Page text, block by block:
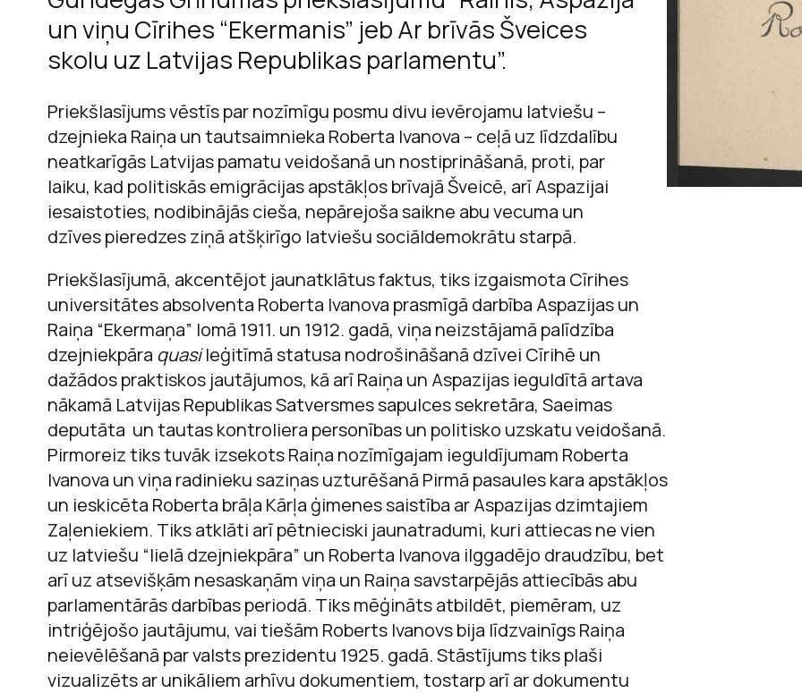
Raiņa un
Jaņa Rozentāla
Andreja Upīša
Ojāra Vācieša
Andrejs Upīts
Sarunas
Mācību materiāli
un viņu Cīrihes “Ekermanis” jeb Ar brīvās Šveices
skolu uz Latvijas Republikas parlamentu”.
Priekšlasījums vēstīs par nozīmīgu posmu divu ievērojamu latviešu –
dzejnieka Raiņa un tautsaimnieka Roberta Ivanova – ceļā uz līdzdalību
neatkarīgās Latvijas pamatu veidošanā un nostiprināšanā, proti, par
laiku, kad politiskās emigrācijas apstākļos brīvajā Šveicē, arī Aspazijai
iesaistoties, nodibinājās cieša, nepārejoša saikne abu vecuma un
dzīves pieredzes ziņā atšķirīgo latviešu sociāldemokrātu starpā.
Priekšlasījumā, akcentējot jaunatklātus faktus, tiks izgaismota Cīrihes
universitātes absolventa Roberta Ivanova prasmīgā darbība Aspazijas un
Raiņa “Ekermaņa” lomā 1911. un 1912. gadā, viņa neizstājamā palīdzība
dzejniekpāra quasileģitīmā statusa nodrošināšanā dzīvei Cīrihē un
dažādos praktiskos jautājumos, kā arī Raiņa un Aspazijas ieguldītā artava
nākamā Latvijas Republikas Satversmes sapulces sekretāra, Saeimas
deputāta un tautas kontroliera personības un politisko uzskatu veidošanā.
Pirmoreiz tiks tuvāk izsekots Raiņa nozīmīgajam ieguldījumam Roberta
Ivanova un viņa radinieku saziņas uzturēšanā Pirmā pasaules kara apstākļos
un ieskicēta Roberta brāļa Kārļa ģimenes saistība ar Aspazijas dzimtajiem
Zaļeniekiem. Tiks atklāti arī pētnieciski jaunatradumi, kuri attiecas ne vien
uz latviešu “lielā dzejniekpāra” un Roberta Ivanova ilggadējo draudzību, bet
arī uz atsevišķām nesaskaņām viņa un Raiņa savstarpējās attiecībās abu
parlamentārās darbības periodā. Tiks mēģināts atbildēt, piemēram, uz
intriģējošo jautājumu, vai tiešām Roberts Ivanovs bija līdzvainīgs Raiņa
neievēlēšanā par valsts prezidentu 1925. gadā. Stāstījums tiks plaši
vizualizēts ar unikāliem arhīvu dokumentiem, tostarp arī ar dokumentu